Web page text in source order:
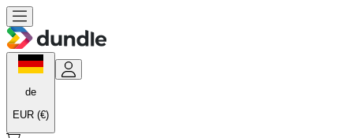
de
EUR (€)